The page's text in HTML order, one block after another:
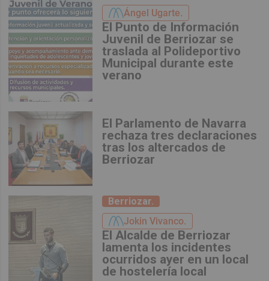
Ángel Ugarte.
El Punto de Información
Juvenil de Berriozar se
traslada al Polideportivo
Municipal durante este
verano
El Parlamento de Navarra
rechaza tres declaraciones
tras los altercados de
Berriozar
Berriozar.
Jokin Vivanco.
El Alcalde de Berriozar
lamenta los incidentes
ocurridos ayer en un local
de hostelería local